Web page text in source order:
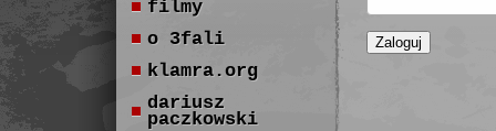
filmy
o 3fali
klamra.org
dariusz
paczkowski